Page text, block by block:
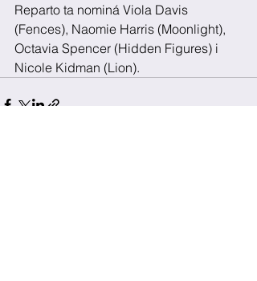
Reparto ta nominá Viola Davis
(Fences), Naomie Harris (Moonlight),
Octavia Spencer (Hidden Figures) i
Nicole Kidman (Lion).